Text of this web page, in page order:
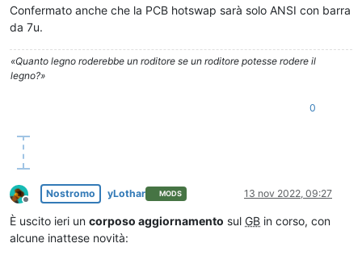
Confermato anche che la PCB hotswap sarà solo ANSI con barra
da 7u.
«Quanto legno roderebbe un roditore se un roditore potesse rodere il
legno?»
0
Non in linea
Nostromo yLothar MODS 13 nov 2022, 09:27
È uscito ieri un corposo aggiornamento sul GB in corso, con
alcune inattese novità: